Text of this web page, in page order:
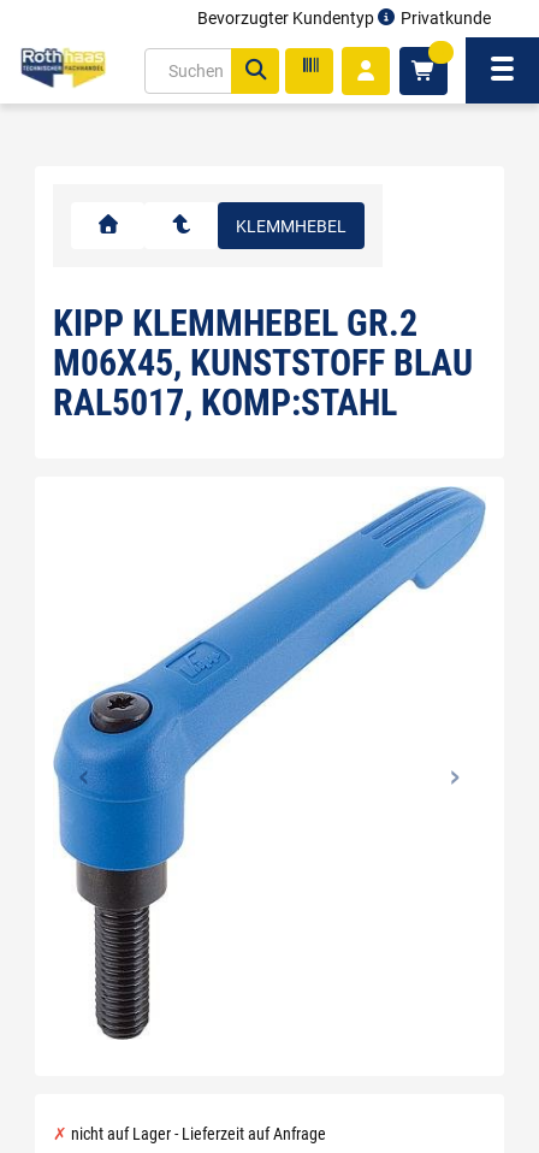
Bevorzugter Kundentyp Privatkunde
KLEMMHEBEL
KIPP KLEMMHEBEL GR.2
M06X45, KUNSTSTOFF BLAU
RAL5017, KOMP:STAHL
nicht auf Lager - Lieferzeit auf Anfrage